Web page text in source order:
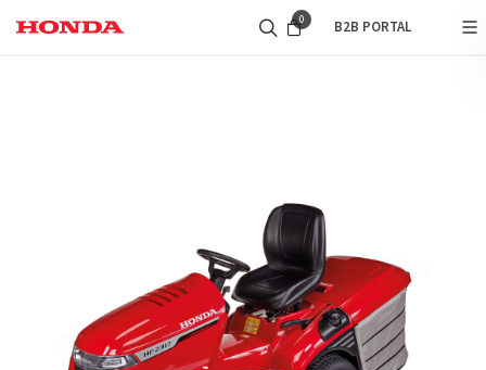
0 B2B PORTAL